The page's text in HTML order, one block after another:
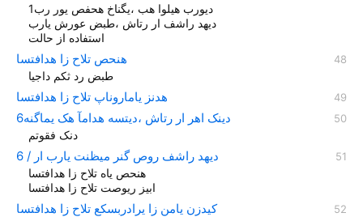
دیورب هیلوا هب ،یگناخ هحفص یور رب1
دیهد راشف ار رتاش ،طبض عورش یارب
استفاده از حالت
هنحص تلاح زا هدافتسا
طبض رد ثکم داجیا
هدنز یاماروناپ تلاح زا هدافتسا
دینک اهر ار رتاش ،دیتسه هدامآ هک یماگنه6
دنک فقوتم
دیهد راشف روص گنر میظنت یارب ار / 6
هنحص یاه تلاح زا هدافتسا
ابیز ریوصت تلاح زا هدافتسا
کيدزن یامن زا یرادربسکع تلاح زا هدافتسا